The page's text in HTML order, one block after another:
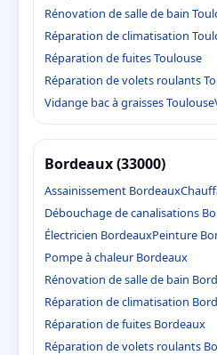
Rénovation de salle de bain
Réparation de climatisation
Réparation de fuites Toulouse
Réparation de volets roulants
Vidange bac à graisses Toulouse
Bordeaux (33000)
Assainissement Bordeaux
Débouchage de canalisations
Électricien BordeauxPeinture
Pompe à chaleur Bordeaux
Rénovation de salle de bain
Réparation de climatisation
Réparation de fuites Bordeaux
Réparation de volets roulants